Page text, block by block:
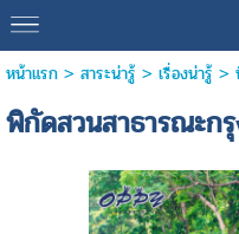
หน้าแรก> สาระน่ารู้ > เรื่องน่ารู้ >
พิกัดสวนสาธารณะก